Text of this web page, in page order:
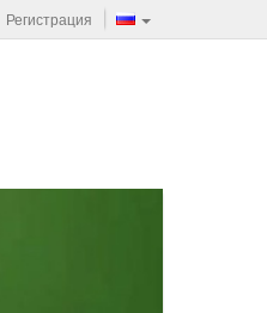
Регистрация